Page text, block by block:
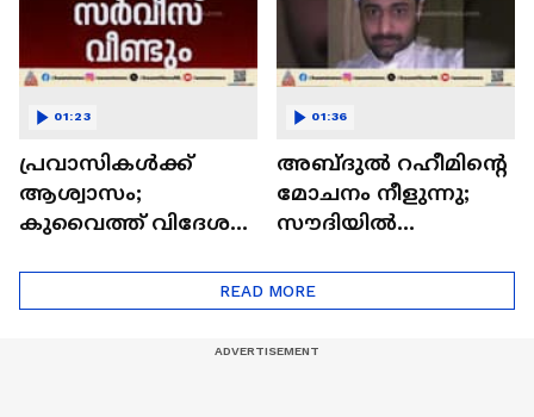
പ്രവാസികൾക്ക്
ആശ്വാസം;
കുവൈത്ത് വിദേശ
പുനരാരംഭിക്കുന്നു
01:23
അബ്ദുൽ റഹീമിന്റെ
മോചനം നീളുന്നു;
സൗദിയിൽ
തുടങ്ങി
01:36
READ MORE